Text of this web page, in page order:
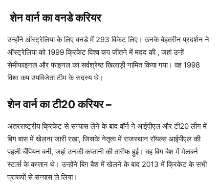
शेन वार्न का वनडे करियर
उन्होंने ऑस्ट्रेलिया के लिए वनडे में 293 विकेट लिए। उनके बेहतरीन प्रदर्शन ने
ऑस्ट्रेलिया को 1999 क्रिकेट विश्व कप जीतने में मदद की , जहां उन्हें
सेमीफाइनल और फाइनल का सर्वश्रेष्ठ खिलाड़ी नामित किया गया। वह 1998
विश्व कप उपविजेता टीम के सदस्य थे।
शेन वार्न का टी20 करियर–
अंतरराष्ट्रीय क्रिकेट से सन्यास लेने के बाद वॉर्न ने आईपीएल और टी20 लीग में
बिग बास में खेलना जारी रखा, जिसके नेतृत्व में राजस्थान रॉयल्स आईपीएल की
पहली चैंपियन बनी, जहां उनकी कप्तानी की तारीफ हुई। वह बिग बैश में मेलबर्न
स्टार्स के कप्तान थे। उन्होंने बिग बैश में खेलने के बाद 2013 में क्रिकेट के सभी
प्रारूपों से संन्यास ले लिया।